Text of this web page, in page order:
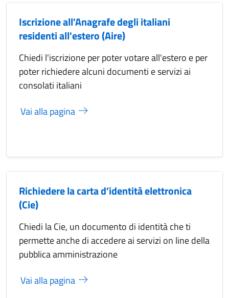
Iscrizione all'Anagrafe degli italiani
residenti all'estero (Aire)
Chiedi l'iscrizione per poter votare all'estero e per
poter richiedere alcuni documenti e servizi ai
consolati italiani
Vai alla pagina
Richiedere la carta d’identità elettronica
(Cie)
Chiedi la Cie, un documento di identità che ti
permette anche di accedere ai servizi on line della
pubblica amministrazione
Vai alla pagina